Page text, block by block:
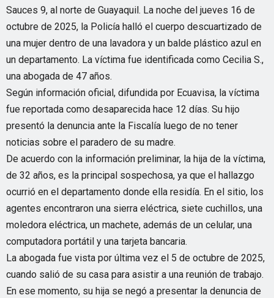
Sauces 9, al norte de Guayaquil. La noche del jueves 16 de
octubre de 2025, la Policía halló el cuerpo descuartizado de
una mujer dentro de una lavadora y un balde plástico azul en
un departamento. La víctima fue identificada como Cecilia S.,
una abogada de 47 años.
Según información oficial, difundida por Ecuavisa, la víctima
fue reportada como desaparecida hace 12 días. Su hijo
presentó la denuncia ante la Fiscalía luego de no tener
noticias sobre el paradero de su madre.
De acuerdo con la información preliminar, la hija de la víctima,
de 32 años, es la principal sospechosa, ya que el hallazgo
ocurrió en el departamento donde ella residía. En el sitio, los
agentes encontraron una sierra eléctrica, siete cuchillos, una
moledora eléctrica, un machete, además de un celular, una
computadora portátil y una tarjeta bancaria.
La abogada fue vista por última vez el 5 de octubre de 2025,
cuando salió de su casa para asistir a una reunión de trabajo.
En ese momento, su hija se negó a presentar la denuncia de